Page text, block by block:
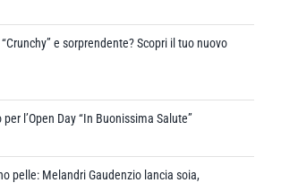
e sorprendente? Scopri il tuo nuovo
l’Open Day “In Buonissima Salute”
pelle: Melandri Gaudenzio lancia soia,